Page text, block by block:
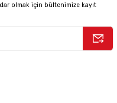
olmak için bültenimize kayıt